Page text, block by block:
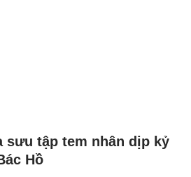
sưu tập tem nhân dịp kỷ
Hồ